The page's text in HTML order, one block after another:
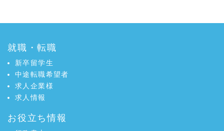
就職・転職
新卒留学生
中途転職希望者
求人企業様
求人情報
お役立ち情報